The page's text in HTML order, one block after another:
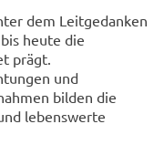
dem Leitgedanken
heute die
prägt.
und
bilden die
lebenswerte